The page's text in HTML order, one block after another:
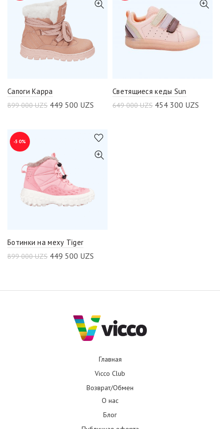
Сапоги Kappa
899 000UZS 449 500 UZS
Светящиеся кеды Sun
649 000UZS 454 300 UZS
-50%
Ботинки на меху Tiger
899 000UZS 449 500 UZS
Главная
Vicco Club
Возврат/Обмен
О нас
Блог